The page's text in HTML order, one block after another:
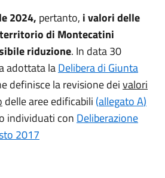
2024, pertanto, i valori delle
di Montecatini
riduzione. In data 30
adottata laDelibera di Giunta
definisce la revisione deivalori
delle aree edificabili (allegato A)
individuati con Deliberazione
2017